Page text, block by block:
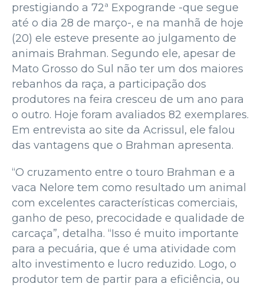
prestigiando a 72ª Expogrande -que segue
até o dia 28 de março-, e na manhã de hoje
(20) ele esteve presente ao julgamento de
animais Brahman. Segundo ele, apesar de
Mato Grosso do Sul não ter um dos maiores
rebanhos da raça, a participação dos
produtores na feira cresceu de um ano para
o outro. Hoje foram avaliados 82 exemplares.
Em entrevista ao site da Acrissul, ele falou
das vantagens que o Brahman apresenta.
“O cruzamento entre o touro Brahman e a
vaca Nelore tem como resultado um animal
com excelentes características comerciais,
ganho de peso, precocidade e qualidade de
carcaça”, detalha. “Isso é muito importante
para a pecuária, que é uma atividade com
alto investimento e lucro reduzido. Logo, o
produtor tem de partir para a eficiência, ou